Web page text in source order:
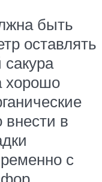
быть
оставлять
хорошо
внести в
с